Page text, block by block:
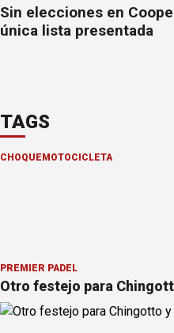
Sin elecciones en
única lista presentada
TAGS
CHOQUEMOTOCICLETA
PREMIER PÁDEL
Otro festejo para